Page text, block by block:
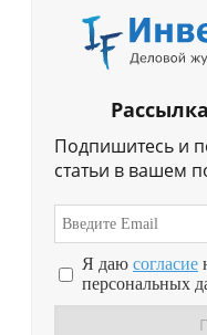
Подпишитесь и
статьи в вашем
Я даю согласие
персональных